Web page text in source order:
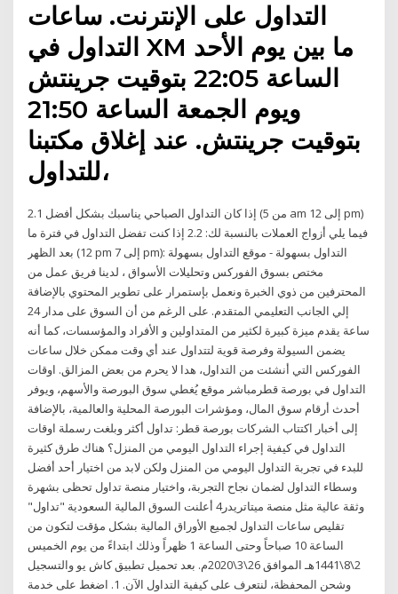
التداول على الإنترنت. ساعات
التداول في XM ما بين يوم الأحد
الساعة 22:05 بتوقيت جرينتش
ويوم الجمعة الساعة 21:50
بتوقيت جرينتش. عند إغلاق مكتبنا
للتداول،
2.1 إذا كان التداول الصباحي يناسبك بشكل أفضل (من 5 am إلى 12 pm)
فيما يلي أزواج العملات بالنسبة لك: 2.2 إذا كنت تفضل التداول في فترة ما
بعد الظهر (12 pm إلى 7 pm): التداول بسهولة - موقع التداول بسهولة
مختص بسوق الفوركس وتحليلات الأسواق ، لدينا فريق عمل من
المحترفين من ذوي الخبرة ونعمل بإستمرار على تطوير المحتوي بالإضافة
إلي الجانب التعليمي المتقدم. على الرغم من أن السوق على مدار 24
ساعة يقدم ميزة كبيرة لكثير من المتداولين و الأفراد والمؤسسات، كما أنه
يضمن السيولة وفرصة قوية لتتداول عند أي وقت ممكن خلال ساعات
الفوركس التي أنشئت من التداول، هدا لا يحرم من بعض المزالق. اوقات
التداول في بورصة قطرمباشر موقع يُغطي سوق البورصة والأسهم، ويوفر
أحدث أرقام سوق المال، ومؤشرات البورصة المحلية والعالمية، بالإضافة
إلى أخبار اكتتاب الشركات بورصة قطر: تداول أكثر وبلغت رسملة اوقات
التداول في كيفية إجراء التداول اليومي من المنزل؟ هناك طرق كثيرة
للبدء في تجربة التداول اليومي من المنزل ولكن لابد من اختيار أحد أفضل
وسطاء التداول لضمان نجاح التجربة، واختيار منصة تداول تحظى بشهرة
وثقة عالية مثل منصة ميتاتريدر4 أعلنت السوق المالية السعودية "تداول"
تقليص ساعات التداول لجميع الأوراق المالية بشكل مؤقت لتكون من
الساعة 10 صباحاً وحتى الساعة 1 ظهراً وذلك ابتداءً من يوم الخميس
2\8\1441هـ الموافق 26\3\2020م. بعد تحميل تطبيق كاش يو والتسجيل
وشحن المحفظة، لنتعرف على كيفية التداول الآن. 1. اضغط على خدمة